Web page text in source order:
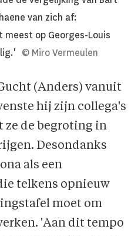
van zich af:
op Georges-Louis
© Miro Vermeulen
(Anders) vanuit
hij zijn collega's
ze de begroting in
Desondanks
als een
telkens opnieuw
moet om
'Aan dit tempo